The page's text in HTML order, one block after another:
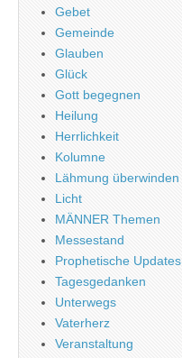
Gebet
Gemeinde
Glauben
Glück
Gott begegnen
Heilung
Herrlichkeit
Kolumne
Lähmung überwinden
Licht
MÄNNER Themen
Messestand
Prophetische Updates
Tagesgedanken
Unterwegs
Vaterherz
Veranstaltung